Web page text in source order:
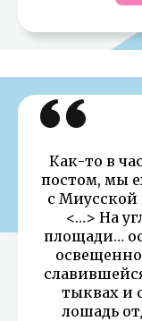
Как-то в
постом, мы
с
<…> На
площади…
тыквах и
лошадь